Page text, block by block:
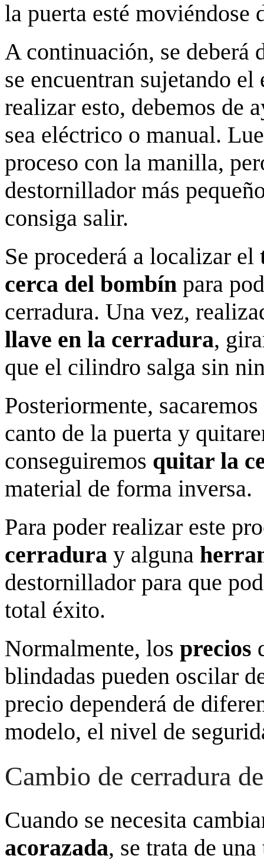
la puerta esté moviéndose
A continuación, se deberá
se encuentran sujetando
realizar esto, debemos de
sea eléctrico o manual.
proceso con la manilla,
destornillador más
consiga salir.
Se procederá a localizar el
cerca del bombín para
cerradura. Una vez,
llave en la cerradura,
que el cilindro salga sin
Posteriormente,
canto de la puerta y
conseguiremos quitar la
material de forma inversa.
Para poder realizar este
cerradura y alguna
destornillador para que
total éxito.
Normalmente, los precios
blindadas pueden oscilar
precio dependerá de
modelo, el nivel de
Cambio de cerradura
Cuando se necesita
acorazada, se trata de